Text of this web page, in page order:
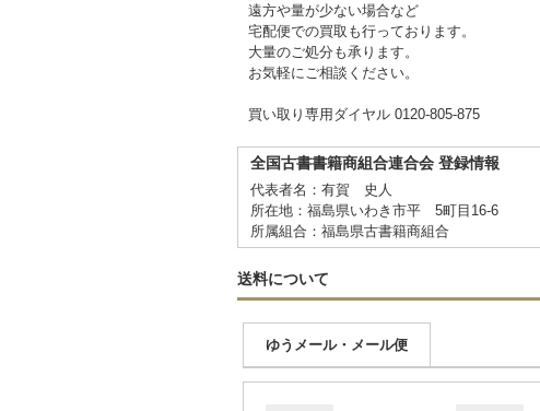
遠方や量が少ない場合など
宅配便での買取も行っております。
大量のご処分も承ります。
お気軽にご相談ください。
買い取り専用ダイヤル 0120-805-875
全国古書書籍商組合連合会 登録情報
代表者名：有賀 史人
所在地：福島県いわき市平 5町目16-6
所属組合：福島県古書籍商組合
送料について
ゆうメール・メール便